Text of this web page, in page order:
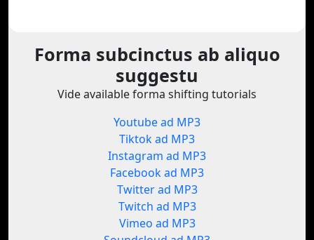
Forma subcinctus ab aliquo
suggestu
Vide available forma shifting tutorials
Youtube ad MP3
Tiktok ad MP3
Instagram ad MP3
Facebook ad MP3
Twitter ad MP3
Twitch ad MP3
Vimeo ad MP3